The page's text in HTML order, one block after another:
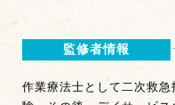
監修者情報
作業療法士として二次救